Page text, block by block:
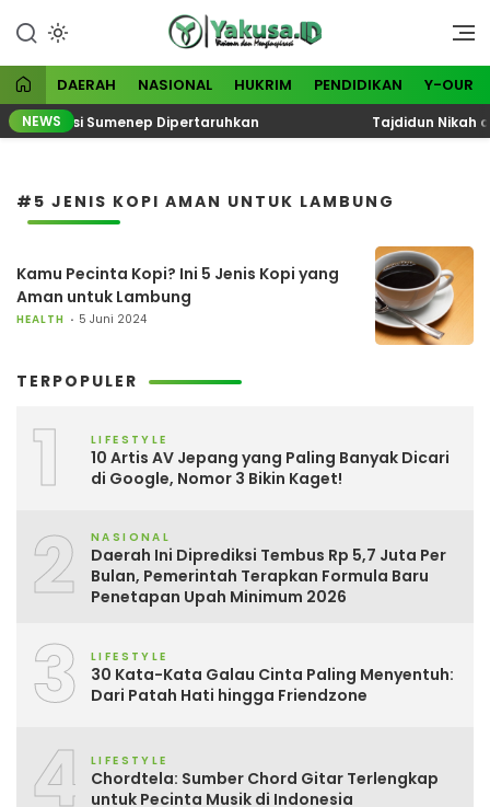
konten
Yakusa
Visioner dan Menginspirasi
DAERAH NASIONAL HUKRIM PENDIDIKAN Y-OUR
NEWS Sumenep Dipertaruhkan Tajdidun Nikah
#5 JENIS KOPI AMAN UNTUK LAMBUNG
Kamu Pecinta Kopi? Ini 5 Jenis Kopi yang
Aman untuk Lambung
HEALTH 5 Juni 2024
TERPOPULER
1 LIFESTYLE
10 Artis AV Jepang yang Paling Banyak Dicari
di Google, Nomor 3 Bikin Kaget!
2 NASIONAL
Daerah Ini Diprediksi Tembus Rp 5,7 Juta Per
Bulan, Pemerintah Terapkan Formula Baru
Penetapan Upah Minimum 2026
3 LIFESTYLE
30 Kata-Kata Galau Cinta Paling Menyentuh:
Dari Patah Hati hingga Friendzone
4 LIFESTYLE
Chordtela: Sumber Chord Gitar Terlengkap
untuk Pecinta Musik di Indonesia